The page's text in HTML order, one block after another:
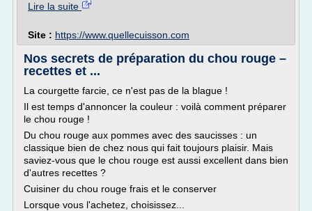
Lire la suite
Site : https://www.quellecuisson.com
Nos secrets de préparation du chou rouge –
recettes et ...
La courgette farcie, ce n'est pas de la blague !
Il est temps d'annoncer la couleur : voilà comment préparer
le chou rouge !
Du chou rouge aux pommes avec des saucisses : un
classique bien de chez nous qui fait toujours plaisir. Mais
saviez-vous que le chou rouge est aussi excellent dans bien
d'autres recettes ?
Cuisiner du chou rouge frais et le conserver
Lorsque vous l'achetez, choisissez...